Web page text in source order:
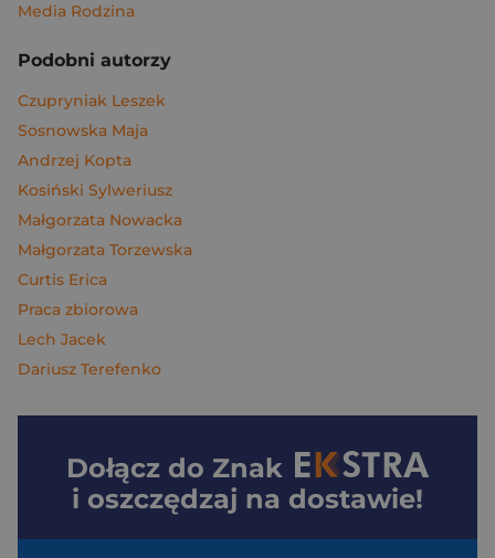
Media Rodzina
Podobni autorzy
Czupryniak Leszek
Sosnowska Maja
Andrzej Kopta
Kosiński Sylweriusz
Małgorzata Nowacka
Małgorzata Torzewska
Curtis Erica
Praca zbiorowa
Lech Jacek
Dariusz Terefenko
Dołącz do Znak
i oszczędzaj na dostawie!